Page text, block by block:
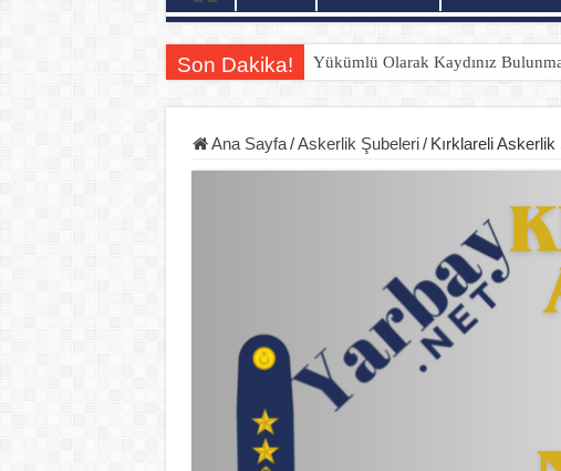
Son Dakika! Yükümlü Olarak Kaydınız
Ana Sayfa / Askerlik Şubeleri / Kırklareli